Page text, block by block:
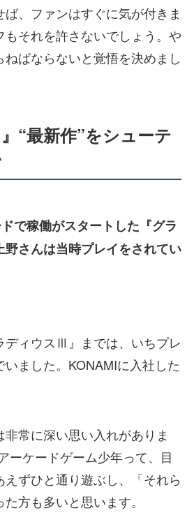
、ファンはすぐに気が付きま
それを許さないでしょう。や
ばならないと覚悟を決めまし
“最新作”をシューテ
で稼働がスタートした『グラ
さんは当時プレイをされてい
ディウスⅢ』までは、いちプレ
ました。KONAMIに入社した
非常に深い思い入れがありま
ーケードゲーム少年って、目
ずひと通り遊ぶし、「それら
方も多いと思います。